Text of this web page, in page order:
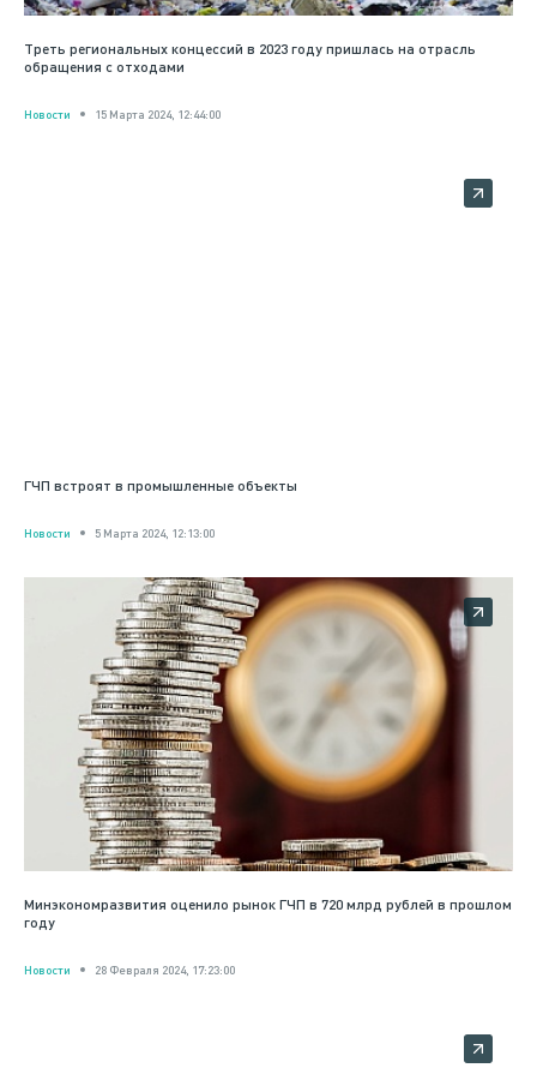
Треть региональных концессий в 2023 году пришлась на отрасль
обращения с отходами
Новости 15 Марта 2024, 12:44:00
ГЧП встроят в промышленные объекты
Новости 5 Марта 2024, 12:13:00
Минэкономразвития оценило рынок ГЧП в 720 млрд рублей в прошлом
году
Новости 28 Февраля 2024, 17:23:00